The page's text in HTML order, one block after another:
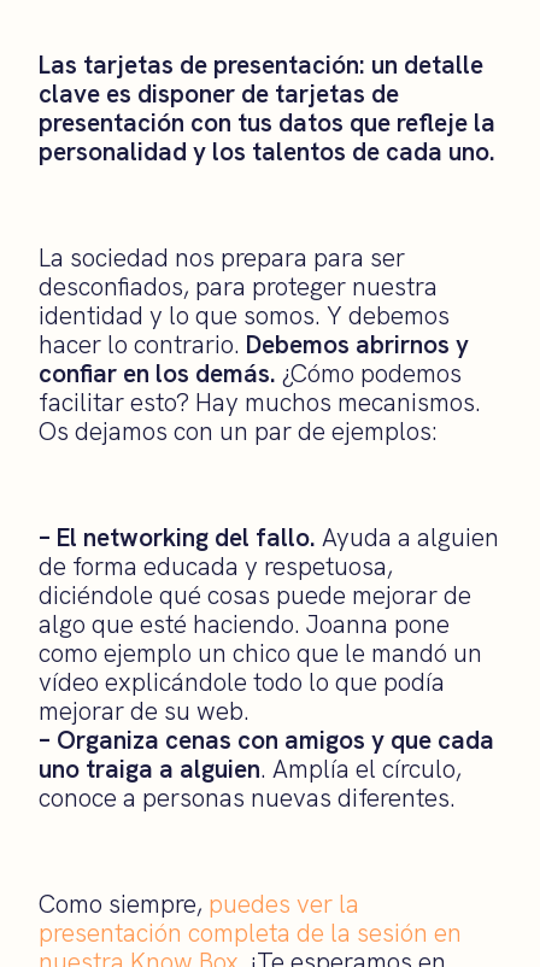
Las tarjetas de presentación: un detalle
clave es disponer de tarjetas de
presentación con tus datos que refleje la
personalidad y los talentos de cada uno.
La sociedad nos prepara para ser
desconfiados, para proteger nuestra
identidad y lo que somos. Y debemos
hacer lo contrario. Debemos abrirnos y
confiar en los demás. ¿Cómo podemos
facilitar esto? Hay muchos mecanismos.
Os dejamos con un par de ejemplos:
– El networking del fallo. Ayuda a alguien
de forma educada y respetuosa,
diciéndole qué cosas puede mejorar de
algo que esté haciendo. Joanna pone
como ejemplo un chico que le mandó un
vídeo explicándole todo lo que podía
mejorar de su web.
– Organiza cenas con amigos y que cada
uno traiga a alguien. Amplía el círculo,
conoce a personas nuevas diferentes.
Como siempre, puedes ver la
presentación completa de la sesión en